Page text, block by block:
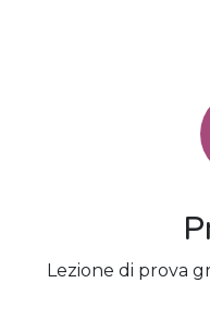
Lezione di prova